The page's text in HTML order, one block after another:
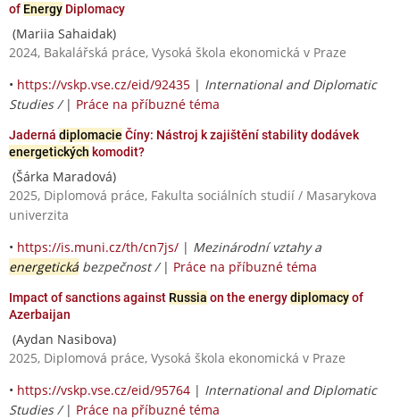
of Energy Diplomacy
(Mariia Sahaidak)
2024, Bakalářská práce, Vysoká škola ekonomická v Praze
• https://vskp.vse.cz/eid/92435 | International and Diplomatic
Studies / | Práce na příbuzné téma
Jaderná diplomacie Číny: Nástroj k zajištění stability dodávek
energetických komodit?
(Šárka Maradová)
2025, Diplomová práce, Fakulta sociálních studií / Masarykova
univerzita
• https://is.muni.cz/th/cn7js/ | Mezinárodní vztahy a
energetickábezpečnost / | Práce na příbuzné téma
Impact of sanctions against Russia on the energydiplomacyof
Azerbaijan
(Aydan Nasibova)
2025, Diplomová práce, Vysoká škola ekonomická v Praze
• https://vskp.vse.cz/eid/95764 | International and Diplomatic
Studies / | Práce na příbuzné téma